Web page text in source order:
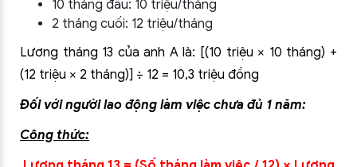
10 tháng đầu: 10 triệu/tháng
2 tháng cuối: 12 triệu/tháng
Lương tháng 13 của anh A là: [(10 triệu × 10 tháng) +
(12 triệu × 2 tháng)] ÷ 12 = 10,3 triệu đồng
Đối với người lao động làm việc chưa đủ 1 năm:
Công thức: